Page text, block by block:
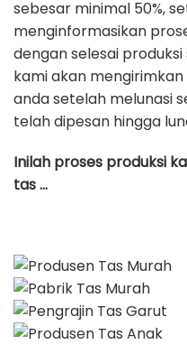
sebesar minimal 50%,
menginformasikan
dengan selesai
kami akan
anda setelah melunasi
telah dipesan hingga
Inilah proses produksi
tas …